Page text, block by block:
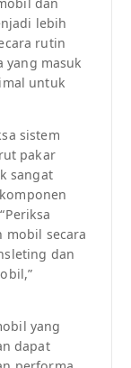
lebih
rutin
yang masuk
untuk
sistem
pakar
sangat
mobil secara
dan
yang
dapat